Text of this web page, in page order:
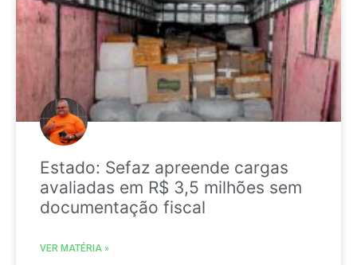
Estado: Sefaz apreende cargas
avaliadas em R$ 3,5 milhões sem
documentação fiscal
VER MATÉRIA »